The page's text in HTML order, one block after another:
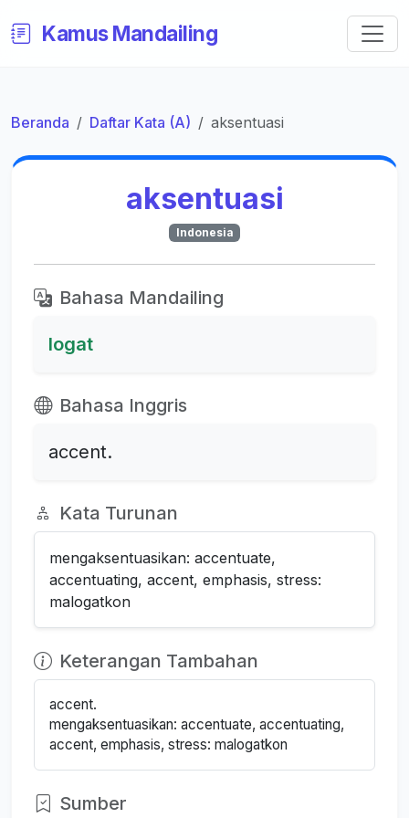
Kamus Mandailing
Beranda Daftar Kata (A) aksentuasi
aksentuasi
Indonesia
Bahasa Mandailing
logat
Bahasa Inggris
accent.
Kata Turunan
mengaksentuasikan: accentuate,
accentuating, accent, emphasis, stress:
malogatkon
Keterangan Tambahan
accent.
mengaksentuasikan: accentuate, accentuating,
accent, emphasis, stress: malogatkon
Sumber